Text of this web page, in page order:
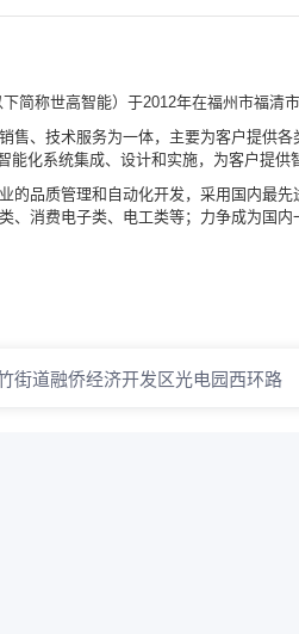
简称世高智能）于2012年在福州市福清
售、技术服务为一体，主要为客户提供
能化系统集成、设计和实施，为客户提供
的品质管理和自动化开发，采用国内最
、消费电子类、电工类等；力争成为国内
街道融侨经济开发区光电园西环路